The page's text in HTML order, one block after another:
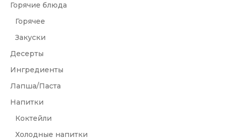
Горячие блюда
Горячее
Закуски
Десерты
Ингредиенты
Лапша/Паста
Напитки
Коктейли
Холодные напитки